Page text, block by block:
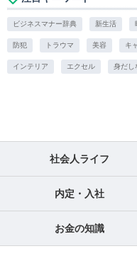
ビジネスマナー辞典 新生活
防犯 トラウマ 美容 キ
インテリア エクセル 身だし
社会人ライフ
内定・入社
お金の知識